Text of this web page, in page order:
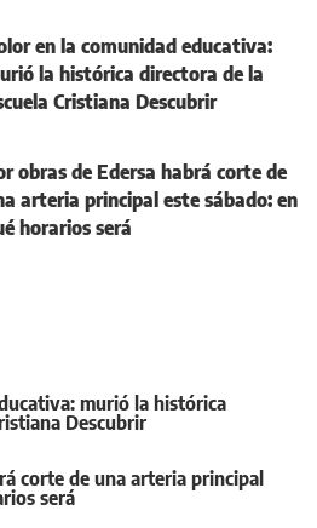
en la comunidad educativa:
la histórica directora de la
Cristiana Descubrir
obras de Edersa habrá corte de
arteria principal este sábado: en
horarios será
murió la histórica
Descubrir
corte de una arteria principal
será